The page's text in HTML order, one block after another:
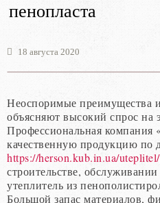
пенопласта
18 августа 2020
Неоспоримые преимущества
объясняют высокий спрос на
Профессиональная компания
качественную продукцию по
https://herson.kub.in.ua/
строительстве,
утеплитель из
Большой запас материалов,